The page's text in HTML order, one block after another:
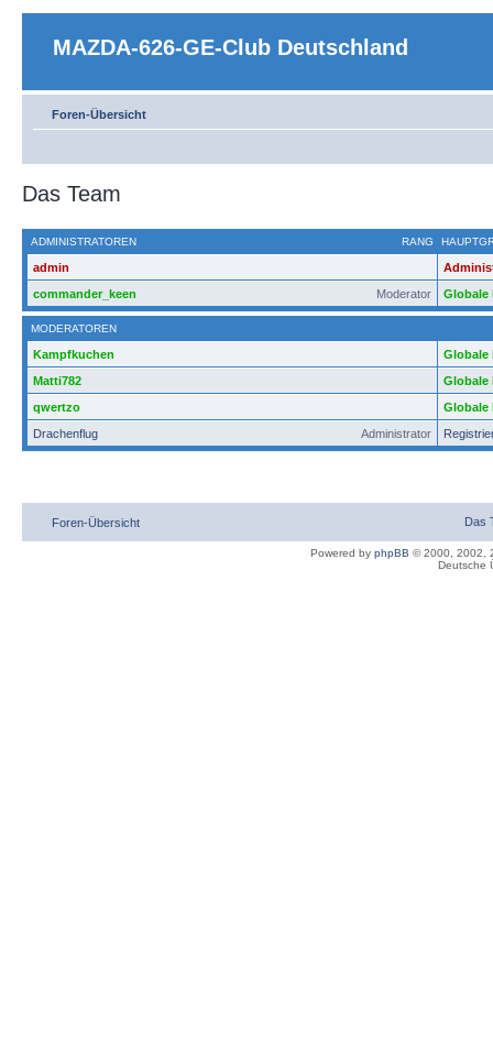
MAZDA-626-GE-Club Deutschland
Foren-Übersicht
Das Team
RANG
ADMINISTRATOREN
admin
Moderator
commander_keen Globale
MODERATOREN
Kampfkuchen
Globale
Matti782
Globale
qwertzo
Globale
Administrator
Drachenflug
Foren-Übersicht Das
Powered by phpBB © 2000, 2002,
Deutsche